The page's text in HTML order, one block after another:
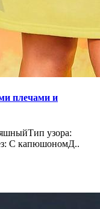
плечами и
узора:
С капюшономД..